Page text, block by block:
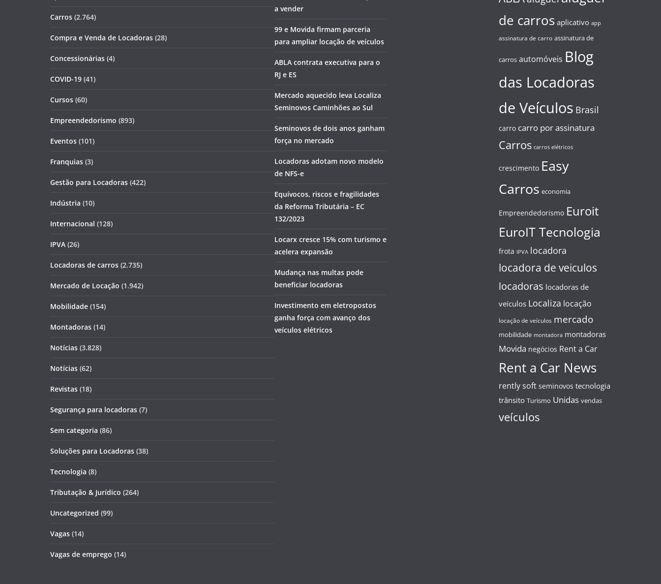
Carros (2.764)
Compra e Venda de Locadoras (28)
Concessionárias (4)
COVID-19 (41)
Cursos (60)
Empreendedorismo (893)
Eventos (101)
Franquias (3)
Gestão para Locadoras (422)
Indústria (10)
Internacional (128)
IPVA (26)
Locadoras de carros (2.735)
Mercado de Locação (1.942)
Mobilidade (154)
Montadoras (14)
Notícias (3.828)
Notícias (62)
Revistas (18)
Segurança para locadoras (7)
Sem categoria (86)
Soluções para Locadoras (38)
Tecnologia (8)
Tributação & Jurídico (264)
Uncategorized (99)
Vagas (14)
Vagas de emprego (14)
a vender
99 e Movida firmam parceria
para ampliar locação de veículos
ABLA contrata executiva para o
RJ e ES
Mercado aquecido leva Localiza
Seminovos Caminhões ao Sul
Seminovos de dois anos ganham
força no mercado
Locadoras adotam novo modelo
de NFS-e
Equívocos, riscos e fragilidades
da Reforma Tributária – EC
132/2023
Locarx cresce 15% com turismo e
acelera expansão
Mudança nas multas pode
beneficiar locadoras
Investimento em eletropostos
ganha força com avanço dos
veículos elétricos
de carros aplicativo app
assinatura de carro assinatura de
carros automóveis Blog
das Locadoras
de Veículos Brasil
carro carro por assinatura
Carros carros elétricos
crescimento Easy
Carros economia
Empreendedorismo Euroit
EuroIT Tecnologia
frota IPVA locadora
locadora de veiculos
locadoras locadoras de
veículos Localiza locação
locação de veículos mercado
mobilidade montadora montadoras
Movida negócios Rent a Car
Rent a Car News
rently soft seminovos tecnologia
trânsito Turismo Unidas vendas
veículos